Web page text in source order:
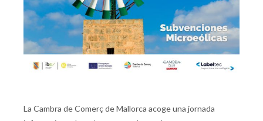
La Cambra de Comerç de Mallorca acoge una jornada